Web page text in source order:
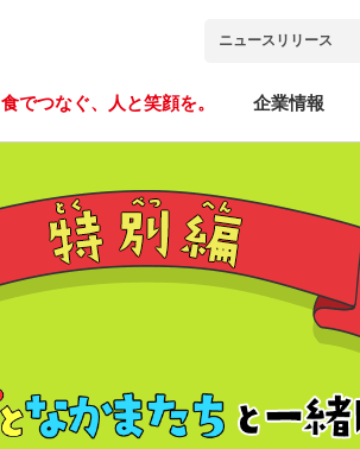
食でつなぐ、人と笑顔を。 企業情報
ニュースリリース